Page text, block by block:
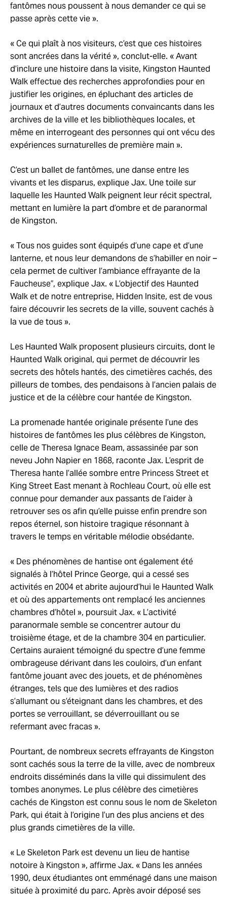
fantômes nous poussent à nous demander ce qui se
passe après cette vie ».
« Ce qui plaît à nos visiteurs, c’est que ces histoires
sont ancrées dans la vérité », conclut-elle. « Avant
d’inclure une histoire dans la visite, Kingston Haunted
Walk effectue des recherches approfondies pour en
justifier les origines, en épluchant des articles de
journaux et d’autres documents convaincants dans les
archives de la ville et les bibliothèques locales, et
même en interrogeant des personnes qui ont vécu des
expériences surnaturelles de première main ».
C’est un ballet de fantômes, une danse entre les
vivants et les disparus, explique Jax. Une toile sur
laquelle les Haunted Walk peignent leur récit spectral,
mettant en lumière la part d’ombre et de paranormal
de Kingston.
« Tous nos guides sont équipés d’une cape et d’une
lanterne, et nous leur demandons de s’habiller en noir –
cela permet de cultiver l’ambiance effrayante de la
Faucheuse”, explique Jax. « L’objectif des Haunted
Walk et de notre entreprise, Hidden Insite, est de vous
faire découvrir les secrets de la ville, souvent cachés à
la vue de tous ».
Les Haunted Walk proposent plusieurs circuits, dont le
Haunted Walk original, qui permet de découvrir les
secrets des hôtels hantés, des cimetières cachés, des
pilleurs de tombes, des pendaisons à l’ancien palais de
justice et de la célèbre cour hantée de Kingston.
La promenade hantée originale présente l’une des
histoires de fantômes les plus célèbres de Kingston,
celle de Theresa Ignace Beam, assassinée par son
neveu John Napier en 1868, raconte Jax. L’esprit de
Theresa hante l’allée sombre entre Princess Street et
King Street East menant à Rochleau Court, où elle est
connue pour demander aux passants de l’aider à
retrouver ses os afin qu’elle puisse enfin prendre son
repos éternel, son histoire tragique résonnant à
travers le temps en véritable mélodie obsédante.
« Des phénomènes de hantise ont également été
signalés à l’hôtel Prince George, qui a cessé ses
activités en 2004 et abrite aujourd’hui le Haunted Walk
et où des appartements ont remplacé les anciennes
chambres d’hôtel », poursuit Jax. « L’activité
paranormale semble se concentrer autour du
troisième étage, et de la chambre 304 en particulier.
Certains auraient témoigné du spectre d’une femme
ombrageuse dérivant dans les couloirs, d’un enfant
fantôme jouant avec des jouets, et de phénomènes
étranges, tels que des lumières et des radios
s’allumant ou s’éteignant dans les chambres, et des
portes se verrouillant, se déverrouillant ou se
refermant avec fracas ».
Pourtant, de nombreux secrets effrayants de Kingston
sont cachés sous la terre de la ville, avec de nombreux
endroits disséminés dans la ville qui dissimulent des
tombes anonymes. Le plus célèbre des cimetières
cachés de Kingston est connu sous le nom de Skeleton
Park, qui était à l’origine l’un des plus anciens et des
plus grands cimetières de la ville.
« Le Skeleton Park est devenu un lieu de hantise
notoire à Kingston », affirme Jax. « Dans les années
1990, deux étudiantes ont emménagé dans une maison
située à proximité du parc. Après avoir déposé ses